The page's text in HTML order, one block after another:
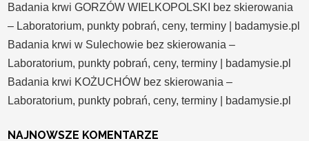
Badania krwi GORZÓW WIELKOPOLSKI bez skierowania
– Laboratorium, punkty pobrań, ceny, terminy | badamysie.pl
Badania krwi w Sulechowie bez skierowania –
Laboratorium, punkty pobrań, ceny, terminy | badamysie.pl
Badania krwi KOŻUCHÓW bez skierowania –
Laboratorium, punkty pobrań, ceny, terminy | badamysie.pl
NAJNOWSZE KOMENTARZE